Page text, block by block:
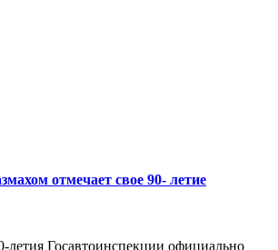
отмечает свое 90- летие